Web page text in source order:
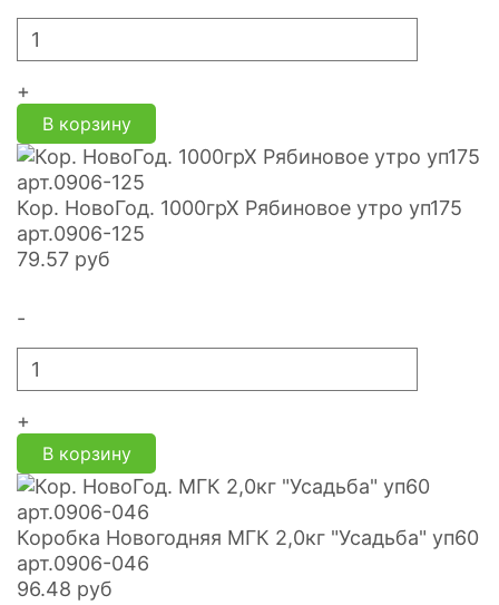
+
В корзину
Кор. НовоГод. 1000грХ Рябиновое утро уп175
арт.0906-125
79.57 руб
-
+
В корзину
Коробка Новогодняя МГК 2,0кг "Усадьба" уп60
арт.0906-046
96.48 руб